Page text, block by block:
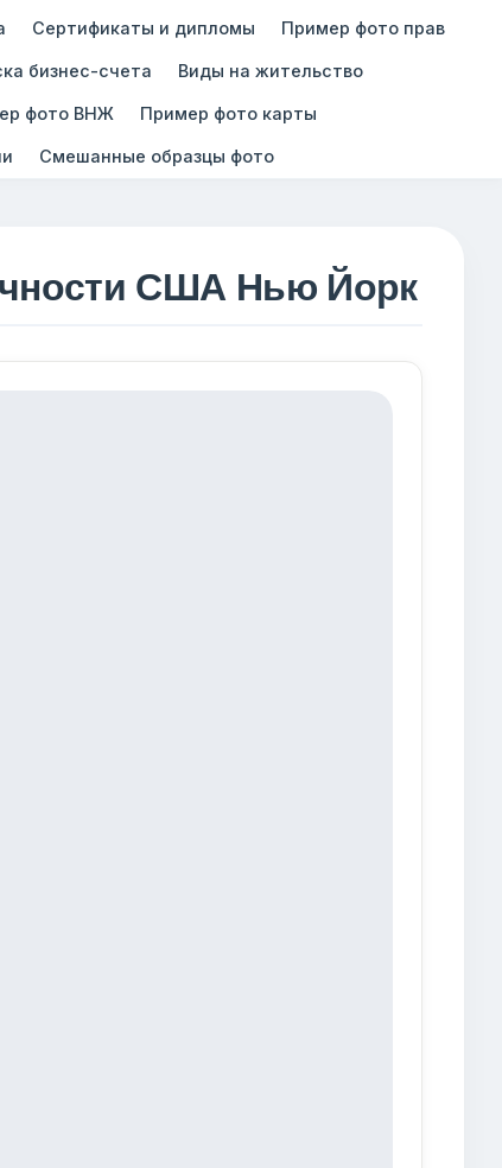
Сертификаты и дипломы Пример фото прав
бизнес-счета Виды на жительство
фото ВНЖ Пример фото карты
Смешанные образцы фото
США Нью Йорк